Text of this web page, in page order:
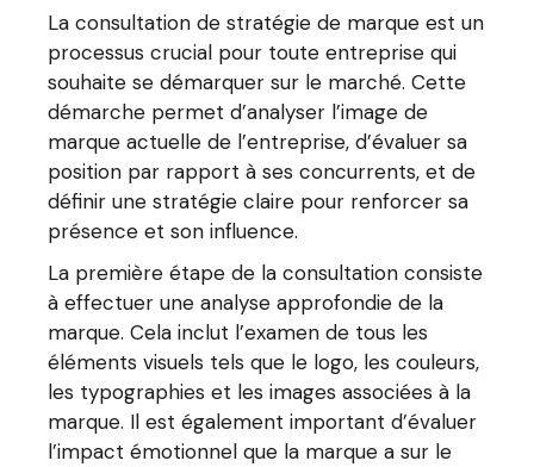
La consultation de stratégie de marque est un
processus crucial pour toute entreprise qui
souhaite se démarquer sur le marché. Cette
démarche permet d’analyser l’image de
marque actuelle de l’entreprise, d’évaluer sa
position par rapport à ses concurrents, et de
définir une stratégie claire pour renforcer sa
présence et son influence.
La première étape de la consultation consiste
à effectuer une analyse approfondie de la
marque. Cela inclut l’examen de tous les
éléments visuels tels que le logo, les couleurs,
les typographies et les images associées à la
marque. Il est également important d’évaluer
l’impact émotionnel que la marque a sur le